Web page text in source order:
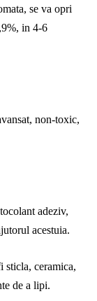
se va opri
in 4-6
non-toxic,
adeziv,
acestuia.
sticla, ceramica,
de a lipi.